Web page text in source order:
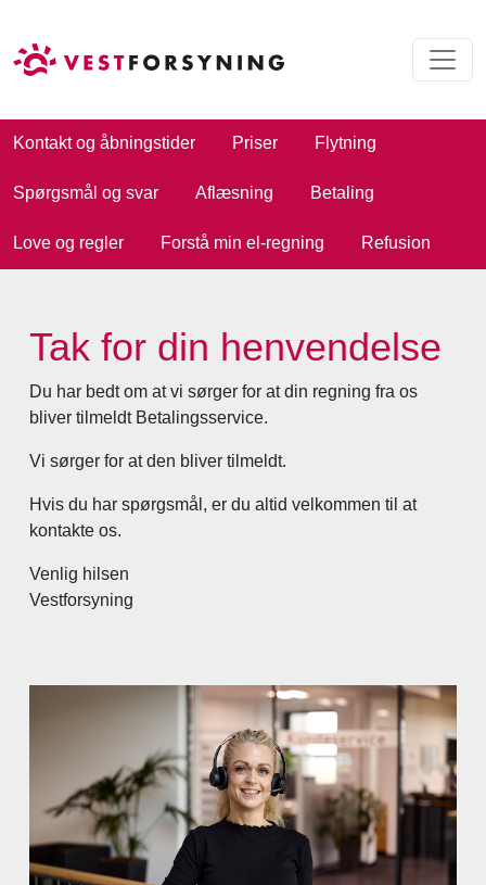
Kontakt og åbningstider Priser Flytning
Spørgsmål og svar Aflæsning Betaling
Love og regler Forstå min el-regning Refusion
Tak for din henvendelse
Du har bedt om at vi sørger for at din regning fra os
bliver tilmeldt Betalingsservice.
Vi sørger for at den bliver tilmeldt.
Hvis du har spørgsmål, er du altid velkommen til at
kontakte os.
Venlig hilsen
Vestforsyning